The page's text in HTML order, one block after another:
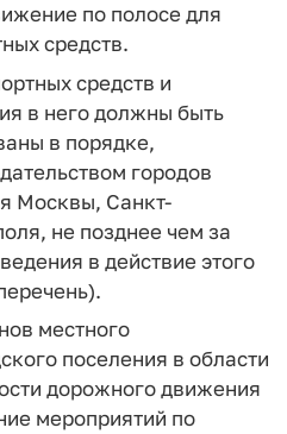
по полосе для
средств.
средств и
в него должны быть
в порядке,
городов
Москвы, Санкт-
не позднее чем за
в действие этого
местного
поселения в области
дорожного движения
мероприятий по